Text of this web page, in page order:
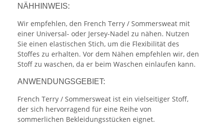
NÄHHINWEIS:
Wir empfehlen, den French Terry / Sommersweat mit
einer Universal- oder Jersey-Nadel zu nähen. Nutzen
Sie einen elastischen Stich, um die Flexibilität des
Stoffes zu erhalten. Vor dem Nähen empfehlen wir, den
Stoff zu waschen, da er beim Waschen einlaufen kann.
ANWENDUNGSGEBIET:
French Terry / Sommersweat ist ein vielseitiger Stoff,
der sich hervorragend für eine Reihe von
sommerlichen Bekleidungsstücken eignet.